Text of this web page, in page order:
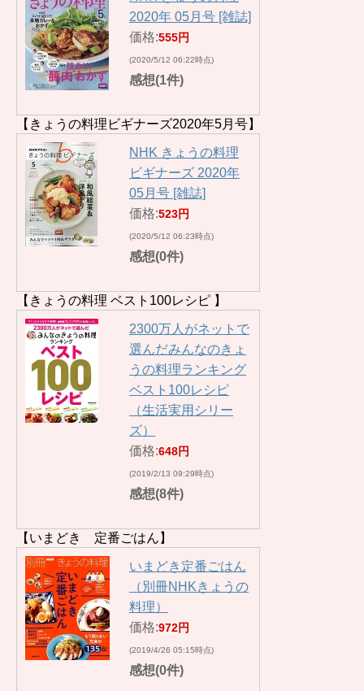
2020年 05月号 [雑誌]
価格:555円
(2020/5/12 06:22時点)
感想(1件)
【きょうの料理ビギナーズ2020年5月号】
NHK きょうの料理
ビギナーズ 2020年
05月号 [雑誌]
価格:523円
(2020/5/12 06:23時点)
感想(0件)
【きょうの料理 ベスト100レシピ 】
2300万人がネットで
選んだみんなのきょ
うの料理ランキング
ベスト100レシピ
（生活実用シリー
ズ）
価格:648円
(2019/2/13 09:29時点)
感想(8件)
【いまどき 定番ごはん】
いまどき定番ごはん
（別冊NHKきょうの
料理）
価格:972円
(2019/4/26 05:15時点)
感想(0件)